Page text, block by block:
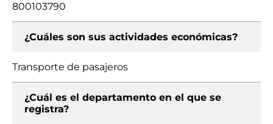
800103790
¿Cuáles son sus actividades económicas?
Transporte de pasajeros
¿Cuál es el departamento en el que se
registra?